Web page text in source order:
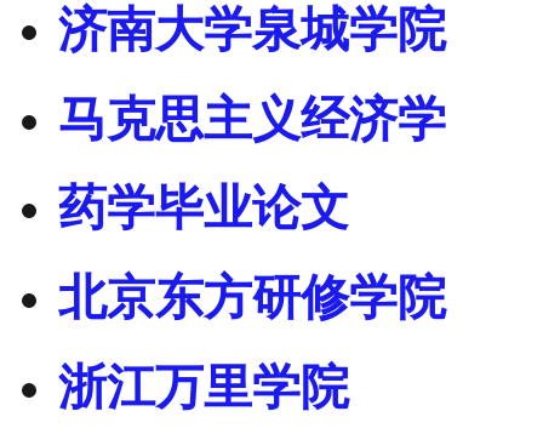
济南大学泉城学院
马克思主义经济学
药学毕业论文
北京东方研修学院
浙江万里学院